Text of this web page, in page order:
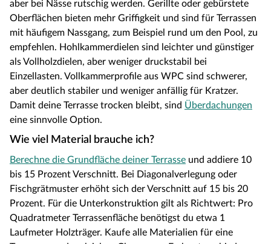
aber bei Nässe rutschig werden. Gerillte oder gebürstete
Oberflächen bieten mehr Griffigkeit und sind für Terrassen
mit häufigem Nassgang, zum Beispiel rund um den Pool, zu
empfehlen. Hohlkammerdielen sind leichter und günstiger
als Vollholzdielen, aber weniger druckstabil bei
Einzellasten. Vollkammerprofile aus WPC sind schwerer,
aber deutlich stabiler und weniger anfällig für Kratzer.
Damit deine Terrasse trocken bleibt, sind Überdachungen
eine sinnvolle Option.
Wie viel Material brauche ich?
Berechne die Grundfläche deiner Terrasse und addiere 10
bis 15 Prozent Verschnitt. Bei Diagonalverlegung oder
Fischgrätmuster erhöht sich der Verschnitt auf 15 bis 20
Prozent. Für die Unterkonstruktion gilt als Richtwert: Pro
Quadratmeter Terrassenfläche benötigst du etwa 1
Laufmeter Holzträger. Kaufe alle Materialien für eine